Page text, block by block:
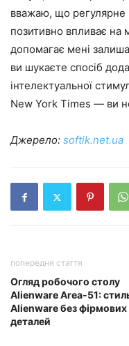
вважаю, що регулярне
позитивно впливає на
допомагає мені
ви шукаєте спосіб
інтелектуальної
New York Times — ви
Джерело: softik.net.ua
попередня стаття
Огляд робочого столу
Alienware Area-51:
Alienware без фірмових
деталей